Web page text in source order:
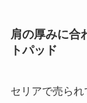
肩の厚みに合
トパッド
セリアで売られ